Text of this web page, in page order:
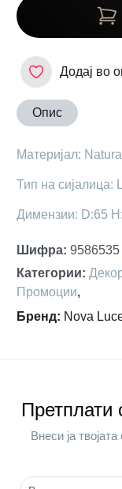
Додај во
Опис
Материјал:
Тип на сијалица:
Димензии: D:65
Шифра: 9586535
Категории:
Промоции,
Бренд: Nova
Претплати
Внеси ја